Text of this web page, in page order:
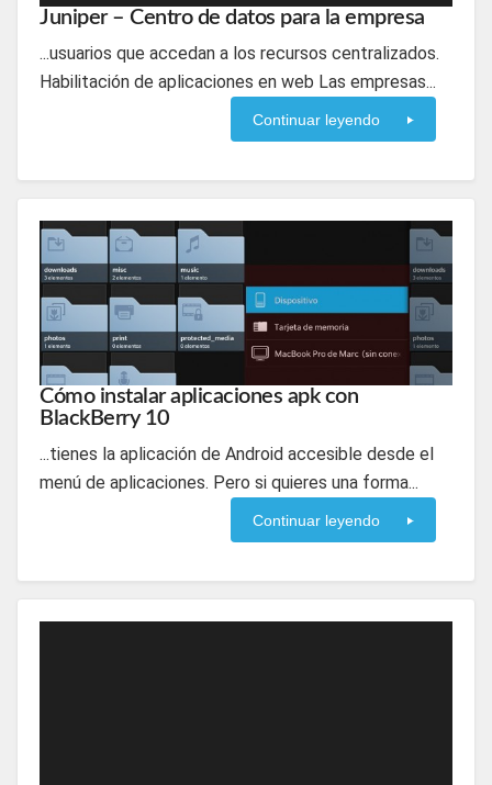
Juniper – Centro de datos para la empresa
...usuarios que accedan a los recursos centralizados.
Habilitación de aplicaciones en web Las empresas...
Continuar leyendo
Cómo instalar aplicaciones apk con
BlackBerry 10
...tienes la aplicación de Android accesible desde el
menú de aplicaciones. Pero si quieres una forma...
Continuar leyendo